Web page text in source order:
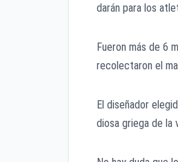
darán para los
Fueron más de 6
recolectaron el
El diseñador
diosa griega de la